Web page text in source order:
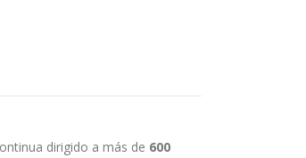
dirigido a más de 600